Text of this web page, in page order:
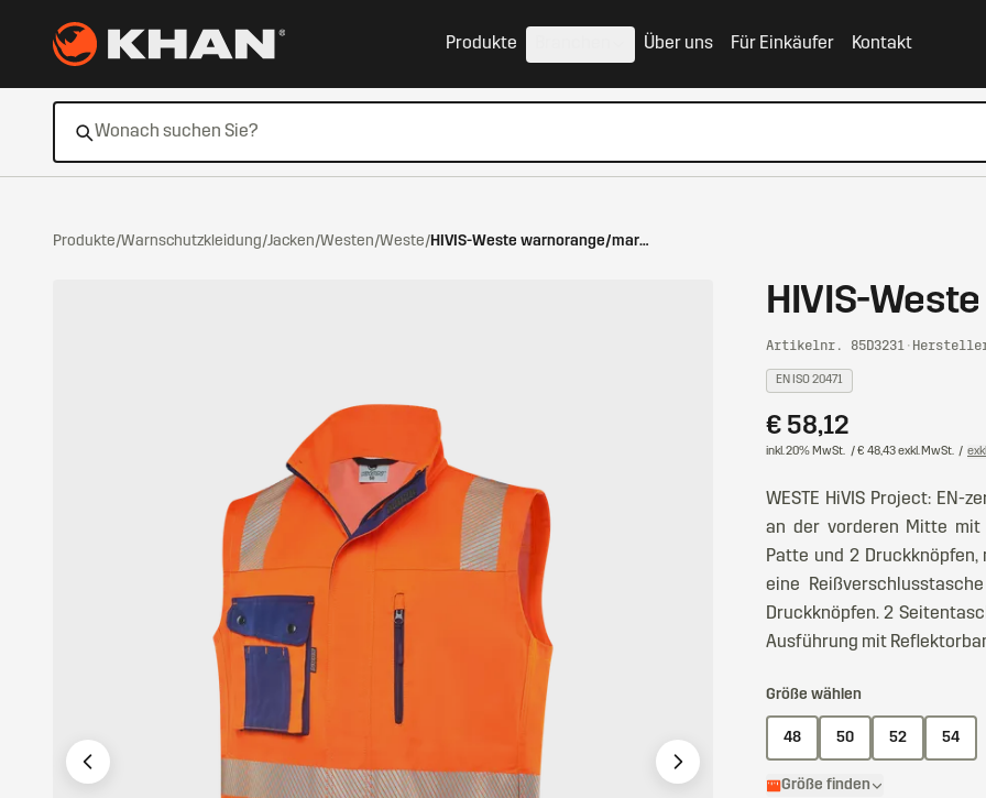
Produkte
Über uns Für Einkäufer Kontakt
Produkte/Warnschutzkleidung/Jacken/Westen/Weste/ HIVIS-Weste warnorange/marine
HIVIS-
Artikelnr. 85D3231 ·
EN ISO 20471
€ 58,12
inkl. 20% MwSt. / € 48,43 exkl. MwSt. /
WESTE HiVIS Project: EN-
an der vorderen Mitte mit
Patte und 2
eine
Druckknöpfen. 2
Ausführung mit
Größe wählen
48 50 52 54
Größe finden